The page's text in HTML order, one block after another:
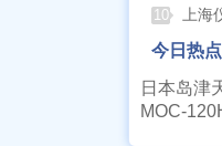
10 上海仪
今日热点
日本岛津
MOC-